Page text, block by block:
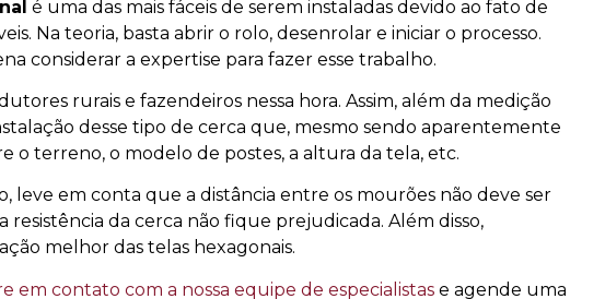
o terreno, o modelo de postes, a altura da tela, etc.
leve em conta que a distância entre os mourões não deve ser
melhor das telas hexagonais.
em contato com a nossa equipe de especialistase agende uma